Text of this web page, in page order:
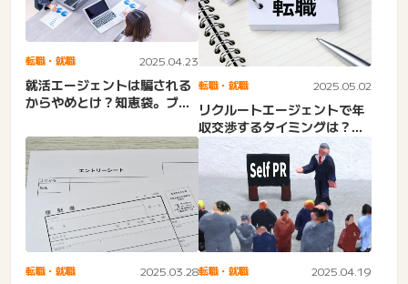
転職・就職 2025.04.23
就活エージェントは騙される
からやめとけ？知恵袋。ブラ
や...
転職・就職 2025.05.02
リクルートエージェントで年
収交渉するタイミングは？内
定取り消しで後悔する？給
与...
転職・就職 2025.03.28転職・就職 2025.04.19